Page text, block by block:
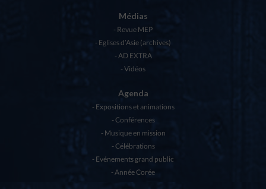
Médias
Revue MEP
Eglises d’Asie (archives)
AD EXTRA
Vidéos
Agenda
Expositions et animations
Conférences
Musique en mission
Célébrations
Evénements grand public
Année Corée